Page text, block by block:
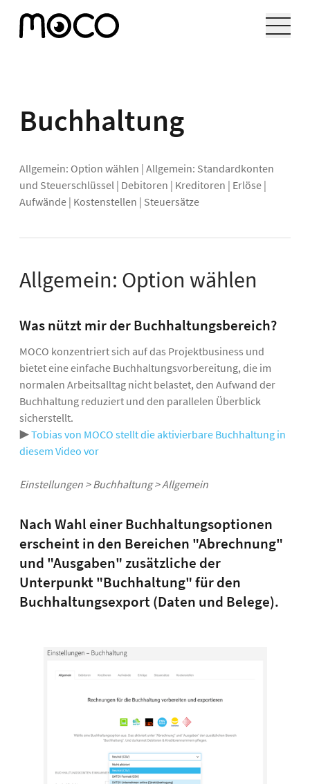
Buchhaltung
Allgemein: Option wählen | Allgemein: Standardkonten
und Steuerschlüssel | Debitoren | Kreditoren | Erlöse |
Aufwände | Kostenstellen | Steuersätze
Allgemein: Option wählen
Was nützt mir der Buchhaltungsbereich?
MOCO konzentriert sich auf das Projektbusiness und
bietet eine einfache Buchhaltungsvorbereitung, die im
normalen Arbeitsalltag nicht belastet, den Aufwand der
Buchhaltung reduziert und den parallelen Überblick
sicherstellt.
▶️Tobias von MOCO stellt die aktivierbare Buchhaltung in
diesem Video vor
Einstellungen > Buchhaltung > Allgemein
Nach Wahl einer Buchhaltungsoptionen
erscheint in den Bereichen "Abrechnung"
und "Ausgaben" zusätzliche der
Unterpunkt "Buchhaltung" für den
Buchhaltungsexport (Daten und Belege).